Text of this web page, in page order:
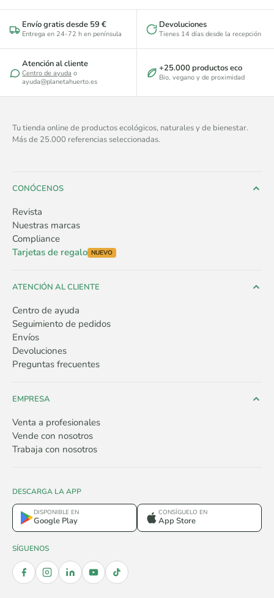
Envío gratis desde 59 €
Entrega en 24-72 h en península
Devoluciones
Tienes 14 días desde la recepción
Atención al cliente
Centro de ayuda o
ayuda@planetahuerto.es
+25.000 productos eco
Bio, vegano y de proximidad
Tu tienda online de productos ecológicos, naturales y de bienestar.
Más de 25.000 referencias seleccionadas.
CONÓCENOS
Revista
Nuestras marcas
Compliance
Tarjetas de regalo NUEVO
ATENCIÓN AL CLIENTE
Centro de ayuda
Seguimiento de pedidos
Envíos
Devoluciones
Preguntas frecuentes
EMPRESA
Venta a profesionales
Vende con nosotros
Trabaja con nosotros
DESCARGA LA APP
DISPONIBLE EN
Google Play
CONSÍGUELO EN
App Store
SÍGUENOS